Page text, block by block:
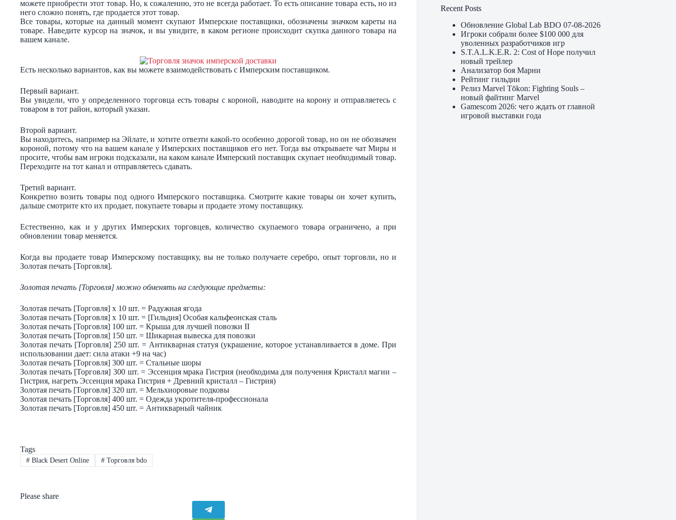
можете приобрести этот товар. Но, к сожалению, это не всегда работает. То есть описание товара есть, но из
него сложно понять, где продается этот товар.
Все товары, которые на данный момент скупают Имперские поставщики, обозначены значком кареты на
товаре. Наведите курсор на значок, и вы увидите, в каком регионе происходит скупка данного товара на
вашем канале.
Есть несколько вариантов, как вы можете взаимодействовать с Имперским поставщиком.
Первый вариант.
Вы увидели, что у определенного торговца есть товары с короной, наводите на корону и отправляетесь с
товаром в тот район, который указан.
Второй вариант.
Вы находитесь, например на Эйлате, и хотите отвезти какой-то особенно дорогой товар, но он не обозначен
короной, потому что на вашем канале у Имперских поставщиков его нет. Тогда вы открываете чат Миры и
просите, чтобы вам игроки подсказали, на каком канале Имперский поставщик скупает необходимый товар.
Переходите на тот канал и отправляетесь сдавать.
Третий вариант.
Конкретно возить товары под одного Имперского поставщика. Смотрите какие товары он хочет купить,
дальше смотрите кто их продает, покупаете товары и продаете этому поставщику.
Естественно, как и у других Имперских торговцев, количество скупаемого товара ограничено, а при
обновлении товар меняется.
Когда вы продаете товар Имперскому поставщику, вы не только получаете серебро, опыт торговли, но и
Золотая печать [Торговля].
Золотая печать [Торговля] можно обменять на следующие предметы:
Золотая печать [Торговля] х 10 шт. = Радужная ягода
Золотая печать [Торговля] х 10 шт. = [Гильдия] Особая кальфеонская сталь
Золотая печать [Торговля] 100 шт. = Крыша для лучшей повозки II
Золотая печать [Торговля] 150 шт. = Шикарная вывеска для повозки
Золотая печать [Торговля] 250 шт. = Антикварная статуя (украшение, которое устанавливается в доме. При
использовании дает: сила атаки +9 на час)
Золотая печать [Торговля] 300 шт. = Стальные шоры
Золотая печать [Торговля] 300 шт. = Эссенция мрака Гистрия (необходима для получения Кристалл магии –
Гистрия, нагреть Эссенция мрака Гистрия + Древний кристалл – Гистрия)
Золотая печать [Торговля] 320 шт. = Мельхиоровые подковы
Золотая печать [Торговля] 400 шт. = Одежда укротителя-профессионала
Золотая печать [Торговля] 450 шт. = Антикварный чайник
Tags
#Black Desert Online #Торговля bdo
Please share
Recent Posts
Обновление Global Lab BDO 07-08-2026
Игроки собрали более $100 000 для
уволенных разработчиков игр
S.T.A.L.K.E.R. 2: Cost of Hope получил
новый трейлер
Анализатор боя Марни
Рейтинг гильдии
Релиз Marvel Tōkon: Fighting Souls –
новый файтинг Marvel
Gamescom 2026: чего ждать от главной
игровой выставки года